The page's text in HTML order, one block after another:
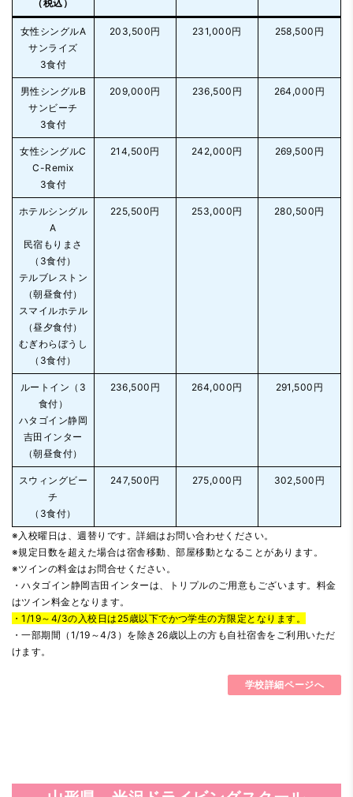
（税込）
女性シングルA
サンライズ
3食付
203,500円 231,000円 258,500円
男性シングルB
サンビーチ
3食付
209,000円 236,500円 264,000円
女性シングルC
C-Remix
3食付
214,500円 242,000円 269,500円
ホテルシングル
A
民宿もりまさ
（3食付）
テルブレストン
（朝昼食付）
スマイルホテル
（昼夕食付）
むぎわらぼうし
（3食付）
225,500円 253,000円 280,500円
ルートイン（3
食付）
ハタゴイン静岡
吉田インター
（朝昼食付）
236,500円 264,000円 291,500円
スウィングビー
チ
（3食付）
247,500円 275,000円 302,500円
※入校曜日は、週替りです。詳細はお問い合わせください。
※規定日数を超えた場合は宿舎移動、部屋移動となることがあります。
※ツインの料金はお問合せください。
・ハタゴイン静岡吉田インターは、トリプルのご用意もございます。料金
はツイン料金となります。
・1/19～4/3の入校日は25歳以下でかつ学生の方限定となります。
・一部期間（1/19～4/3）を除き26歳以上の方も自社宿舎をご利用いただ
けます。
学校詳細ページへ